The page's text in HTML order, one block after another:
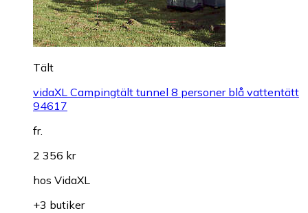
Tält
vidaXL Campingtält tunnel 8 personer blå vattentätt
94617
fr.
2 356 kr
hos VidaXL
+3 butiker